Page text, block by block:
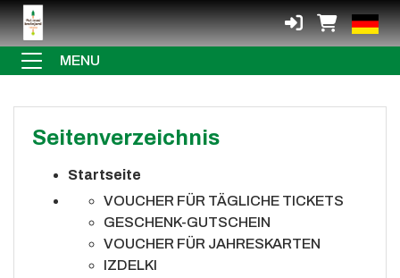
MENU
Seitenverzeichnis
Startseite
VOUCHER FÜR TÄGLICHE TICKETS
GESCHENK-GUTSCHEIN
VOUCHER FÜR JAHRESKARTEN
IZDELKI